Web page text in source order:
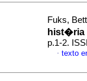
Fuks,
p.1-2.
· texto